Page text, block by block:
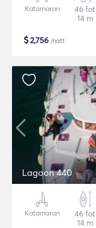
Katamaran
46 fot
14 m
$2,756 /natt
Lagoon 440
Katamaran
46 fot
14 m